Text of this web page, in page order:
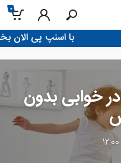
0
!با اسنپ پی الان بخر، تو 4 قسط
خوابی بدون